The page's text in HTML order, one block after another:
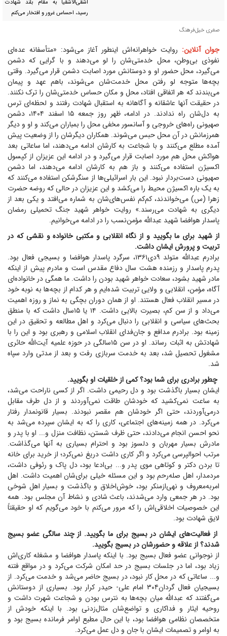
اشقی‌الاشقیا به مقام بلند شهادت
رسید، احساس غرور و افتخار می‌کنم
صغری خیل‌فرهنگ
جوان آنلاین: روایت خواهرانه‌اش اینطور آغاز می‌شود: «متأسفانه عده‌ای
نفوذی بی‌وطن، محل خدمتی‌شان را لو می‌دهند و با گرایی که دشمن
می‌گیرد، محل حضور او و دوستانش مورد اصابت دشمن قرار می‌گیرد. وقتی
بچه‌ها متوجه لو رفتن محل خدمت‌شان می‌شوند، باهم عهد و پیمان
می‌بندند که هر اتفاقی افتاد، محل و مکان حساس خدمتی‌شان را ترک نکنند.
در حقیقت آنها عاشقانه و آگاهانه به استقبال شهادت رفتند و لحظه‌ای ترس
به دل‌شان راه ندادند. در ادامه، ظهر روز جمعه ۱۵ اسفند ۱۴۰۴، دشمن
صهیونی راه‌های خروجی و آسانسور مخفی محل را بمباران می‌کند و او و دیگر
همرزمانش در آن محل حبس می‌شوند. همکاران دیگرشان را از وضعیت پیش
آمده مطلع می‌کنند و با شجاعت به کارشان ادامه می‌دهند، اما ساعاتی بعد
هواکش محل هم مورد اصابت قرار می‌گیرد و در ادامه این عزیزان از کپسول
اکسیژن استفاده می‌کنند و باز هم به کارشان ادامه می‌دهند، اما دشمن
صهیونی دست‌بردار نبود. این بار اسرائیلی‌ها از سنگرشکن استفاده می‌کنند که
به یک باره اکسیژن محیط را می‌کشد و این عزیزان در حالی که روضه حضرت
زهرا (س) می‌خواندند، کم‌کم نفس‌های‌شان به شماره می‌افتد و یکی بعد از
دیگری به شهادت می‌رسند.» روایت خواهر شهید جنگ تحمیلی رمضان
پاسدار هوافضا شهید عبدالله مؤمن‌نسب را در ادامه می‌خوانیم.
از شهید برای ما بگویید و از نگاه انقلابی و مکتبی خانواده و نقشی که در
تربیت و پرورش ایشان داشت.
برادرم عبدالله متولد ۹دی۱۳۶۱، سرگرد پاسدار هوافضا و بسیجی فعال بود.
پدرم پاسدار و رزمنده هشت سال دفاع مقدس است و مادرم پیش از اینکه
مادر شهید بشود، سعادت خواهر شهید بودن را داشت. ما همگی در خانواده‌ای
آگاه، مؤمن، انقلابی و ولایی تربیت شده‌ایم و هر کدام از بچه‌ها به نوبه خود
در مسیر انقلاب فعال هستند. او از همان دوران بچگی به نماز و روزه اهمیت
می‌داد و از سن کم، بصیرت بالایی داشت. ۱۴ یا ۱۵سال داشت که با منطق
بحث‌های سیاسی و انقلابی را دنبال می‌کرد و اهل مطالعه و تحقیق در این
زمینه بود. برادرم مدافع و جان‌فدای انقلاب اسلامی و رهبری بود و این را با
شهادتش به اثبات رساند. او در سن ۱۵سالگی در حوزه علمیه آیت‌الله حائری
مشغول تحصیل شد، بعد به خدمت سربازی رفت و بعد از مدتی وارد سپاه
شد.
چطور برادری برای شما بود؟ کمی از خلقیات او بگویید.
ایشان بسیار باگذشت بود و دل رحیمی داشت. اگر از کسی ناراحت می‌شد،
به ساعت نمی‌کشید که خودشان طاقت نمی‌آوردند و از دل طرف مقابل
درمی‌آوردند، حتی اگر خودشان هم مقصر نبودند. بسیار قانونمدار رفتار
می‌کرد. در همه زمینه‌های اجتماعی، کاری را که به ایشان سپرده می‌شد به
نحو احسن انجام می‌دادند، حتی ظرف شستن، نظافت منزل و... او با پدر و
مادرش بسیار مهربان و دلسوز بود و احترام بسیاری به آنها می‌گذاشت.
مرتب احوالپرسی می‌کرد و اگر کاری داشت دریغ نمی‌کرد؛ از خرید برای خانه
تا بردن دکتر و کوتاهی موی پدر و... بی‌ادعا بود، دل پاک و رئوفی داشت،
مردمدار، اهل صله‌رحم بود و این مسئله خیلی برای‌شان اهمیت داشت. اهل
امربه‌معروف و نهی‌ازمنکر بود، خوش‌اخلاق و باگذشت و بسیار اهل شوخی
بود. در هر جمعی وارد می‌شدند، باعث شادی و نشاط آن مجلس بود. همه
این خصوصیات اخلاقی‌اش را که مرور می‌کنم با خود می‌گویم که او حقیقتاً
لایق شهادت بود.
از فعالیت‌های ایشان در بسیج برای ما بگویید. از چند سالگی عضو بسیج
شدند؟ از علاقه و حضورشان در بسیج بگویید.
از نوجوانی عضو فعال بسیج بود. با اینکه پاسدار هوافضا و مشغله کاری‌اش
زیاد بود، اما در جلسات بسیج در حد امکان شرکت می‌کرد و در مواقع فتنه
و... ساعاتی که در محل کار نبود، در بسیج حاضر می‌شد و خدمت می‌کرد. از
بسیجیان فعال گردان۳۰۴ امام علی- حیدر کرار بود. بسیاری از دوستانش
می‌گفتند که عبدالله میان بچه‌ها به نترس بودن و شجاعت شهرت داشت و
روحیه ایثار و فداکاری و تواضع‌شان مثال‌زدنی بود. با اینکه خودش از
متخصصان نظامی هوافضا بود، با این حال مطیع اوامر فرمانده بسیج بود و
به اوامر و تصمیمات ایشان با جان و دل عمل می‌کرد.